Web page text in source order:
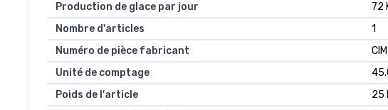
Production de glace par jour
72
Nombre d'articles
1
Numéro de pièce fabricant
Unité de comptage
Poids de l'article
25